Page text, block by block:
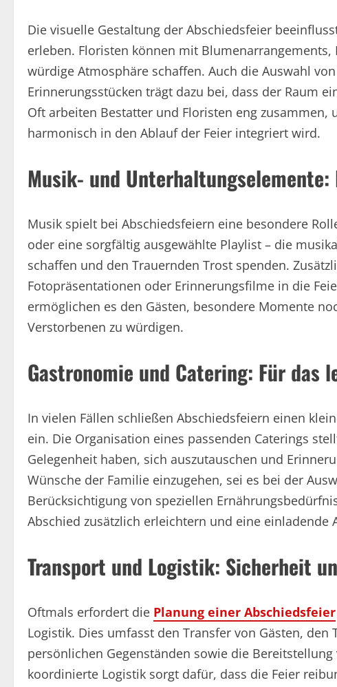
Die visuelle Gestaltung der Abschiedsfeier
erleben. Floristen können mit
würdige Atmosphäre schaffen. Auch die Auswahl
Erinnerungsstücken trägt dazu bei, dass der Raum
Oft arbeiten Bestatter und Floristen eng zusammen,
harmonisch in den Ablauf der Feier integriert wird.
Musik- und Unterhaltungselemente:
Musik spielt bei Abschiedsfeiern eine besondere
oder eine sorgfältig ausgewählte Playlist – die
schaffen und den Trauernden Trost spenden.
Fotopräsentationen oder Erinnerungsfilme in die
ermöglichen es den Gästen, besondere Momente
Verstorbenen zu würdigen.
Gastronomie und Catering: Für das
In vielen Fällen schließen Abschiedsfeiern einen
ein. Die Organisation eines passenden Caterings
Gelegenheit haben, sich auszutauschen und
Wünsche der Familie einzugehen, sei es bei der
Berücksichtigung von speziellen
Abschied zusätzlich erleichtern und eine einladende
Transport und Logistik: Sicherheit
Oftmals erfordert die Planung einer Abschiedsfeier
Logistik. Dies umfasst den Transfer von Gästen,
persönlichen Gegenständen sowie die
koordinierte Logistik sorgt dafür, dass die Feier